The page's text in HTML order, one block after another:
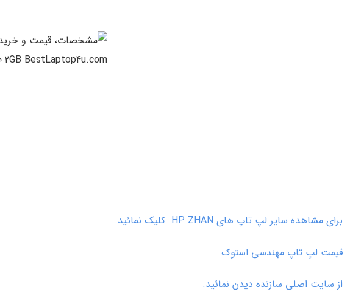
برای مشاهده سایر لپ تاپ های HP ZHAN کلیک نمائید.
قیمت لپ تاپ مهندسی استوک
از سایت اصلی سازنده دیدن نمائید.